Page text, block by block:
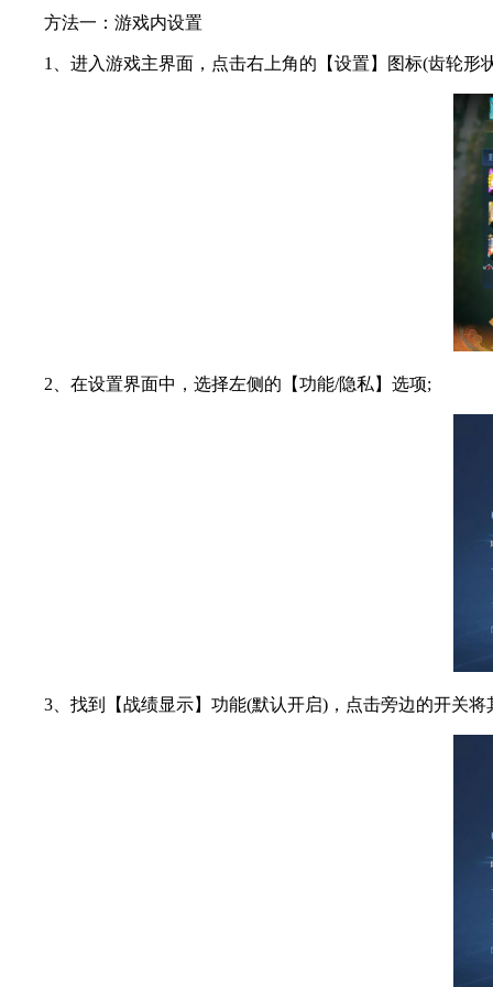
方法一：游戏内设置
1、进入游戏主界面，点击右上角的【设置】图标(齿轮形
2、在设置界面中，选择左侧的【功能/隐私】选项;
3、找到【战绩显示】功能(默认开启)，点击旁边的开关将